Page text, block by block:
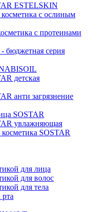
ESTELSKIN
с ослиным
с протеинами
бюджетная серия
детская
анти загрязнение
SOSTAR
увлажняющая
SOSTAR
для лица
для волос
для тела